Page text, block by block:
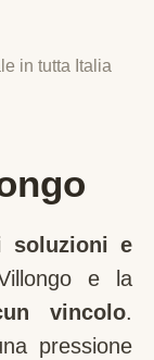
in tutta Italia
soluzioni e
e la
vincolo.
pressione